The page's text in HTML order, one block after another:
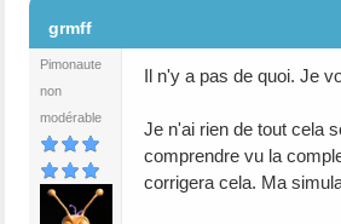
grmff
Pimonaute
non
modérable
Il n'y a pas de quoi. Je
Je n'ai rien de tout cela
comprendre vu la
corrigera cela. Ma